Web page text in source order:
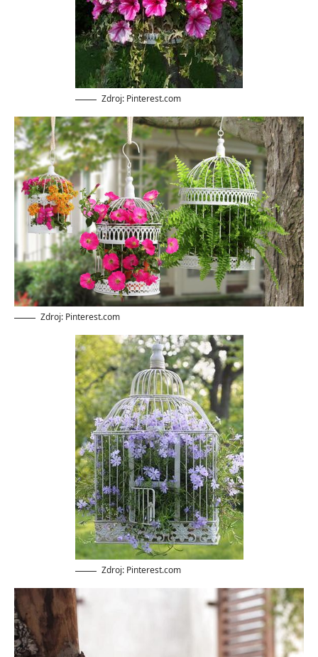
Zdroj: Pinterest.com
Zdroj: Pinterest.com
Zdroj: Pinterest.com